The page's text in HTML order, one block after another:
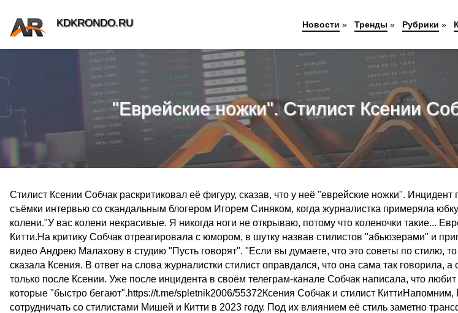
"Еврейские ножки". Стилист Ксении
Стилист Ксении Собчак раскритиковал её фигуру, сказав, что у неё "еврейские ножки".
съёмки интервью со скандальным блогером Игорем Синяком, когда журналистка примеряла
колени."У вас колени некрасивые. Я никогда ноги не открываю, потому что коленочки такие...
Китти.На критику Собчак отреагировала с юмором, в шутку назвав стилистов "абьюзерами" и
видео Андрею Малахову в студию "Пусть говорят". "Если вы думаете, что это советы по стилю,
сказала Ксения. В ответ на слова журналистки стилист оправдался, что она сама так говорила, а
только после Ксении. Уже после инцидента в своём телеграм-канале Собчак написала, что
которые "быстро бегают".https://t.me/spletnik2006/55372Ксения Собчак и стилист КиттиНапомним,
сотрудничать со стилистами Мишей и Китти в 2023 году. Под их влиянием её стиль заметно
KDKRONDO.RU Новости » Тренды » Рубрики »